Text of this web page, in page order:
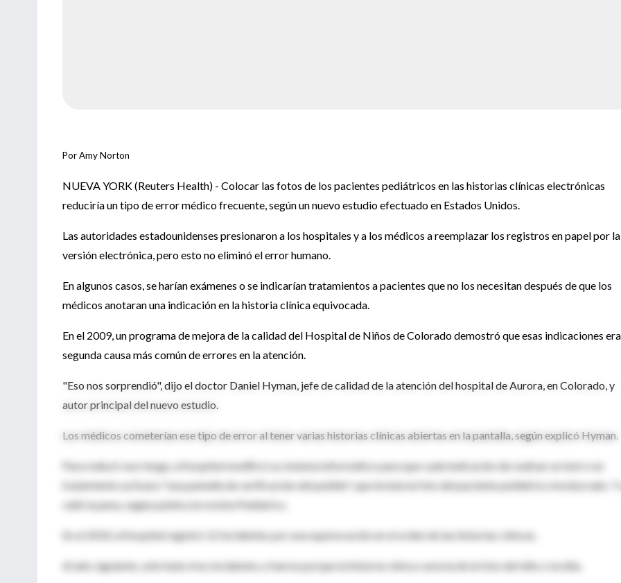
Por Amy Norton
NUEVA YORK (Reuters Health) - Colocar las fotos de los pacientes pediátricos en las historias clínicas electrónicas
reduciría un tipo de error médico frecuente, según un nuevo estudio efectuado en Estados Unidos.
Las autoridades estadounidenses presionaron a los hospitales y a los médicos a reemplazar los registros en papel por la
versión electrónica, pero esto no eliminó el error humano.
En algunos casos, se harían exámenes o se indicarían tratamientos a pacientes que no los necesitan después de que los
médicos anotaran una indicación en la historia clínica equivocada.
En el 2009, un programa de mejora de la calidad del Hospital de Niños de Colorado demostró que esas indicaciones
segunda causa más común de errores en la atención.
"Eso nos sorprendió", dijo el doctor Daniel Hyman, jefe de calidad de la atención del hospital de Aurora, en Colorado, y
autor principal del nuevo estudio.
Los médicos cometerían ese tipo de error al tener varias historias clínicas abiertas en la pantalla, según explicó Hyman.
Para reducir ese riesgo, el hospital modificó su sistema informático para que cada indicación de realizar un test o un
tratamiento activara "una pantalla de verificación del pedido", que incluía la foto del paciente pediátrico involucrado. Y
valió la pena, según publica la revista Pediatrics.
En el 2010, el hospital registró 12 incidentes por una equivocación en el orden de las historias clínicas.
Al año siguiente, sólo hubo tres incidentes y fueron porque la historia clínica carecía de la foto del niño o la niña.